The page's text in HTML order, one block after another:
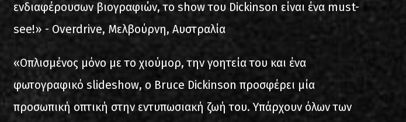
ενδιαφέρουσων βιογραφιών, το show του Dickinson είναι ένα must-
see!» - Overdrive, Μελβούρνη, Αυστραλία
«Οπλισμένος μόνο με το χιούμορ, την γοητεία του και ένα
φωτογραφικό slideshow, ο Bruce Dickinson προσφέρει μία
προσωπική οπτική στην εντυπωσιακή ζωή του. Υπάρχουν όλων των